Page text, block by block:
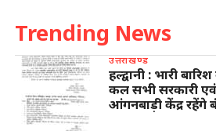
Trending News
उत्तराखण्ड
हल्द्वानी : भारी
कल सभी सरकारी
आंगनबाड़ी केंद्र रहेंगे